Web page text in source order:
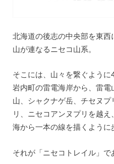
北海道の後志の中央部を東
山が連なるニセコ山系。
そこには、山々を繋ぐように
岩内町の雷電海岸から、雷
山、シャクナゲ岳、チセヌ
リ、ニセコアンヌプリを越え
海から一本の線を描くように
それが「ニセコトレイル」で